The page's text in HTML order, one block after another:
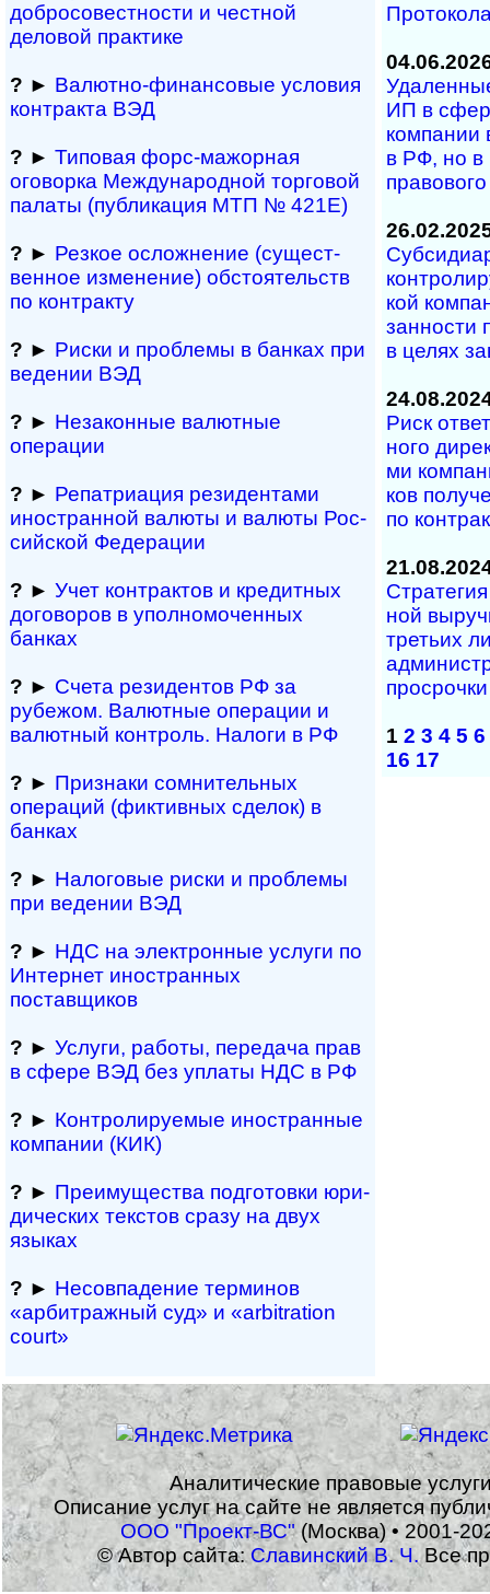
добросовестности и чест­ной
деловой практике
? ► Валютно-финансовые условия
контракта ВЭД
? ► Типовая форс-мажор­ная
оговорка Междуна­род­ной торговой
палаты (публикация МТП № 421Е)
? ► Резкое осложнение (сущест­
вен­ное измене­ние) обсто­ятельств
по контракту
? ► Риски и проблемы в банках при
ведении ВЭД
? ► Незаконные валютные
операции
? ► Репатриация ре­зи­ден­та­ми
иностранной ва­лю­ты и валюты Рос­
сий­ской Федерации
? ► Учет контрактов и кре­дит­ных
договоров в упол­номоченных
банках
? ► Счета резидентов РФ за
рубежом. Валютные операции и
валютный контроль. Налоги в РФ
? ► Признаки сомнитель­ных
операций (фиктивных сделок) в
банках
? ► Налоговые риски и проблемы
при ведении ВЭД
? ► НДС на электронные услуги по
Интернет иностранных
поставщиков
? ► Услуги, работы, пе­ре­да­ча прав
в сфере ВЭД без уплаты НДС в РФ
? ► Контролируемые иностранные
компании (КИК)
? ► Преимущества под­гото­вки юри­
ди­чес­ких тек­с­тов сразу на двух
языках
? ► Несовпадение терминов
«арбитражный суд» и «arbitration
court»
ИП в
ком­па­нии
в РФ, но в
кой
зан­но­с­ти
в це­лях
Риск
но­го
ми
ков
по
ной
тре­ть­их
1 2 3 4 5 6
16 17
Аналитические правовые
Описание услуг на сайте не является
ООО "Проект-ВС"(Москва) • 2001-
© Автор сайта:Славинский В. Ч.Все